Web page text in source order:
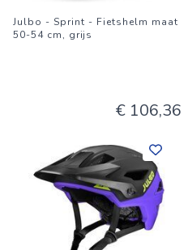
Julbo - Sprint - Fietshelm maat
50-54 cm, grijs
€ 106,36